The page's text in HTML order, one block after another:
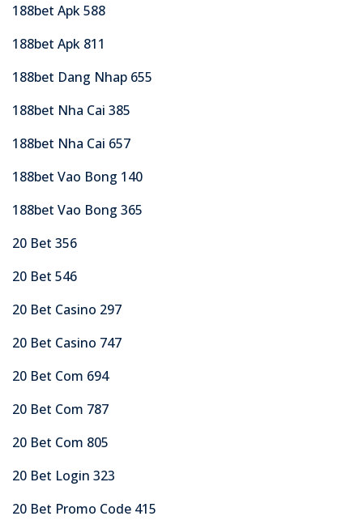
188bet Apk 588
188bet Apk 811
188bet Dang Nhap 655
188bet Nha Cai 385
188bet Nha Cai 657
188bet Vao Bong 140
188bet Vao Bong 365
20 Bet 356
20 Bet 546
20 Bet Casino 297
20 Bet Casino 747
20 Bet Com 694
20 Bet Com 787
20 Bet Com 805
20 Bet Login 323
20 Bet Promo Code 415